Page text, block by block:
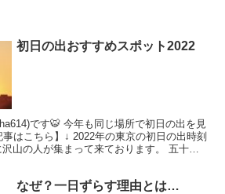
初日の出おすすめスポット2022
です🐯 今年も同じ場所で初日の出を見
はこちら】↓ 2022年の東京の初日の出時刻
山の人が集まって来ております。 五十間
なぜ？一日ずらす理由とは…